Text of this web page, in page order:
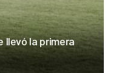
llevó la primera